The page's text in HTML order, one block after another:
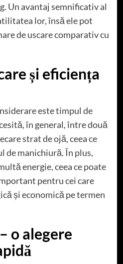
Un avantaj semnificativ al
lor, însă ele pot
de uscare comparativ cu
și eficiența
este timpul de
în general, între două
strat de ojă, ceea ce
de manichiură. În plus,
energie, ceea ce poate
pentru cei care
și economică pe termen
o alegere